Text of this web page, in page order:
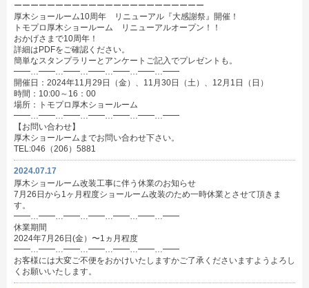
ーーーーーーーーーーーーーーーーーーーーーーー
厚木ショールーム10周年 リニューアル『大感謝祭』開催！
トモプロ厚木ショールーム リニューアルオープン！！
おかげさまで10周年！
詳細はPDFをご確認ください。
簡単なスタンプラリーとアンケートご記入でプレゼントも。
━━…━━…━━…━━…━━…━━…━━
開催日：2024年11月29日（金）、11月30日（土）、12月1日（日）
時間：10:00～16：00
場所：トモプロ厚木ショールーム
━━…━━…━━…━━…━━…━━…━━
【お問い合わせ】
厚木ショールームまでお問い合わせ下さい。
TEL:046（206）5881
2024.07.17
厚木ショールーム改装工事に伴う休業のお知らせ
7月26日から1ヶ月程度ショールーム改装のため一時休業とさせて頂きま
す。
━━…━━…━━…━━…━━…━━…━━
休業期間
2024年7月26日(金）〜1ヵ月程度
━━…━━…━━…━━…━━…━━…━━
お客様には大変ご不便をおかけいたしますかご了承くださいますようよろし
くお願いいたします。